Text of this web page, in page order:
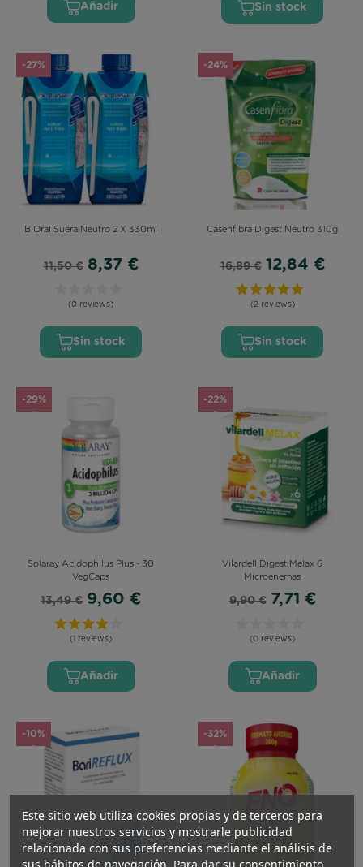
Este sitio web utiliza cookies propias y de terceros para
mejorar nuestros servicios y mostrarle publicidad
relacionada con sus preferencias mediante el análisis de
Añadir Sin stock
BiOral Suera Neutro 2 X 330ml
11,50 € 8,37 €
(0 reviews)
Sin stock
-27%
Casenfibra Digest Neutro 310g
16,89 € 12,84 €
(2 reviews)
Sin stock
-24%
Solaray Acidophilus Plus - 30
VegCaps
13,49 € 9,60 €
(1 reviews)
Añadir
-29%
Vilardell Digest Melax 6
Microenemas
9,90 € 7,71 €
(0 reviews)
Añadir
-22%
-10% -32%